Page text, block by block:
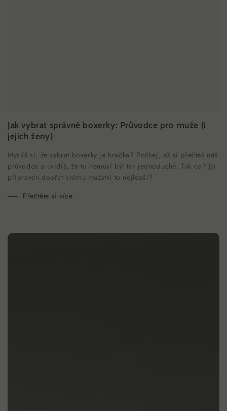
Jak vybrat správné boxerky: Průvodce pro muže (i
jejich ženy)
Myslíš si, že vybrat boxerky je hračka? Počkej, až si přečteš náš
průvodce a uvidíš, že to nemusí být tak jednoduché. Tak co? Jsi
připraven dopřát svému mužství to nejlepší?
Přečtěte si více